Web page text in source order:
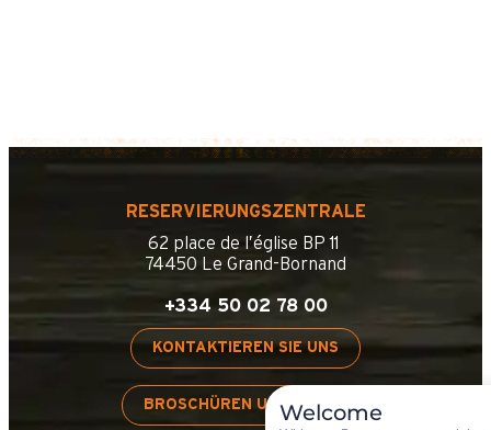
RESERVIERUNGSZENTRALE
62 place de l’église BP 11
74450 Le Grand-Bornand
+334 50 02 78 00
KONTAKTIEREN SIE UNS
BROSCHÜREN UND PLÄNE
Welcome